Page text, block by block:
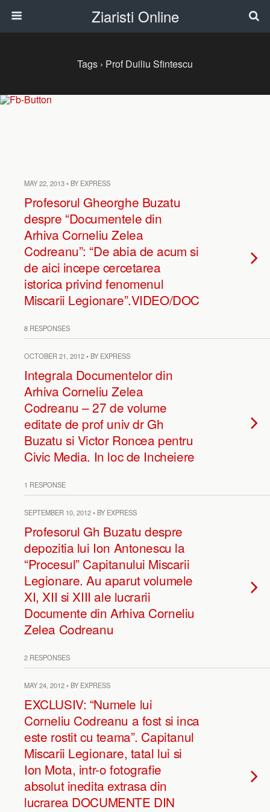
Ziaristi Online
Tags › Prof Duiliu Sfintescu
MAY 22, 2013 • BY EXPRESS
Profesorul Gheorghe Buzatu
despre “Documentele din
Arhiva Corneliu Zelea
Codreanu”: “De abia de acum si
de aici incepe cercetarea
istorica privind fenomenul
Miscarii Legionare”.VIDEO/DOC
8 RESPONSES
OCTOBER 21, 2012 • BY EXPRESS
Integrala Documentelor din
Arhiva Corneliu Zelea
Codreanu – 27 de volume
editate de prof univ dr Gh
Buzatu si Victor Roncea pentru
Civic Media. In loc de Incheiere
1 RESPONSE
SEPTEMBER 10, 2012 • BY EXPRESS
Profesorul Gh Buzatu despre
depozitia lui Ion Antonescu la
“Procesul” Capitanului Miscarii
Legionare. Au aparut volumele
XI, XII si XIII ale lucrarii
Documente din Arhiva Corneliu
Zelea Codreanu
2 RESPONSES
MAY 24, 2012 • BY EXPRESS
EXCLUSIV: “Numele lui
Corneliu Codreanu a fost si inca
este rostit cu teama”. Capitanul
Miscarii Legionare, tatal lui si
Ion Mota, intr-o fotografie
absolut inedita extrasa din
lucrarea DOCUMENTE DIN